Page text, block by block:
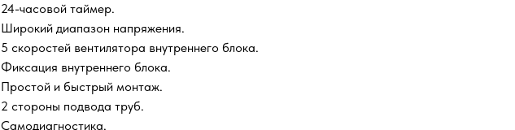
24-часовой таймер.
Широкий диапазон напряжения.
5 скоростей вентилятора внутреннего блока.
Фиксация внутреннего блока.
Простой и быстрый монтаж.
2 стороны подвода труб.
Самодиагностика.